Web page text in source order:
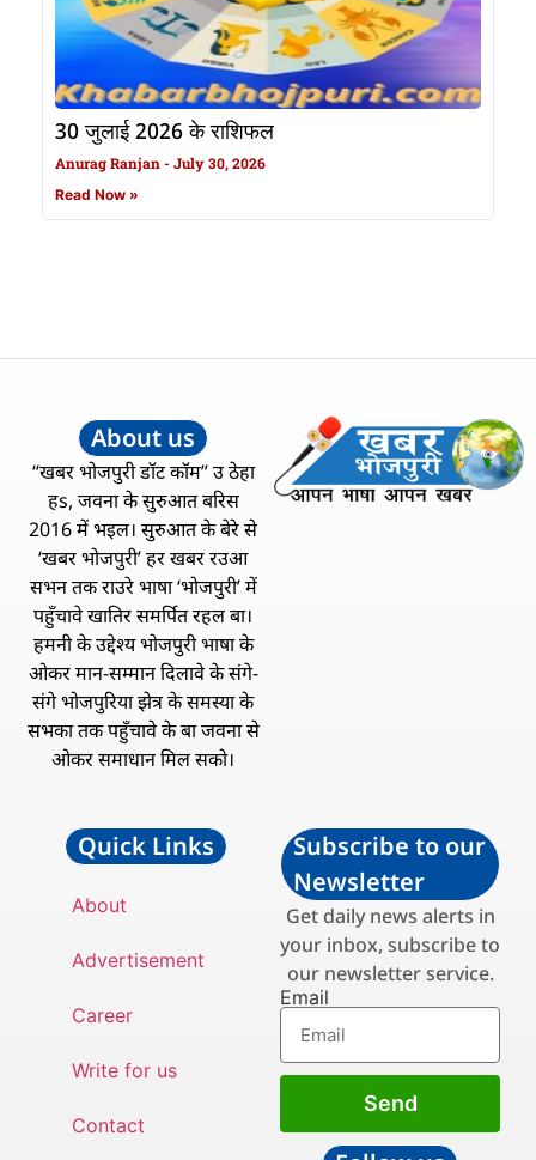
30 जुलाई 2026 के राशिफल
Anurag Ranjan July 30, 2026
Read Now »
About us
“खबर भोजपुरी डॉट कॉम” उ ठेहा
हs, जवना के सुरुआत बरिस
2016 में भइल। सुरुआत के बेरे से
‘खबर भोजपुरी’ हर खबर रउआ
सभन तक राउरे भाषा ‘भोजपुरी’ में
पहुँचावे खातिर समर्पित रहल बा।
हमनी के उद्देश्य भोजपुरी भाषा के
ओकर मान-सम्मान दिलावे के संगे-
संगे भोजपुरिया झेत्र के समस्या के
सभका तक पहुँचावे के बा जवना से
ओकर समाधान मिल सको।
Quick Links
About
Advertisement
Career
Write for us
Contact
Subscribe to our
Newsletter
Get daily news alerts in
your inbox, subscribe to
our newsletter service.
Email
Send